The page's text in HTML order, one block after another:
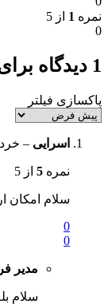
نمره 1 از 5
0
1 دیدگاه برای
پاکسازی فیلتر
اسرایی – خرداد
نمره 5 از 5
سلام امکان
0
0
مدیر
سلام